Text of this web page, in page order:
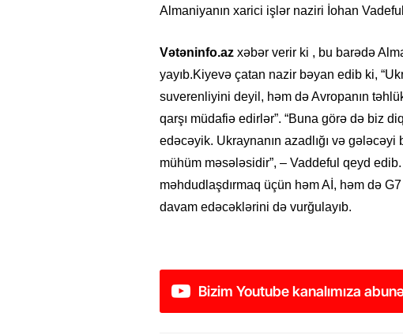
Almaniyanın xarici işlər naziri İohan
Vətəninfo.az xəbər verir ki , bu barədə
yayıb.Kiyevə çatan nazir bəyan edib ki,
suverenliyini deyil, həm də Avropanın
qarşı müdafiə edirlər”. “Buna görə də biz
edəcəyik. Ukraynanın azadlığı və
mühüm məsələsidir”, – Vaddeful qeyd
məhdudlaşdırmaq üçün həm Aİ, həm də
davam edəcəklərini də vurğulayıb.
Bizim Youtube kanalımıza